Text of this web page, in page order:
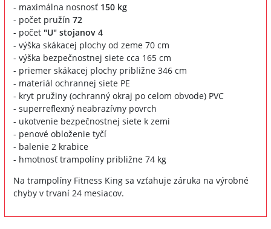
- maximálna nosnosť 150 kg
- počet pružín 72
- počet "U" stojanov 4
- výška skákacej plochy od zeme 70 cm
- výška bezpečnostnej siete cca 165 cm
- priemer skákacej plochy približne 346 cm
- materiál ochrannej siete PE
- kryt pružiny (ochranný okraj po celom obvode) PVC
- superreflexný neabrazívny povrch
- ukotvenie bezpečnostnej siete k zemi
- penové obloženie tyčí
- balenie 2 krabice
- hmotnosť trampolíny približne 74 kg
Na trampolíny Fitness King sa vzťahuje záruka na výrobné
chyby v trvaní 24 mesiacov.